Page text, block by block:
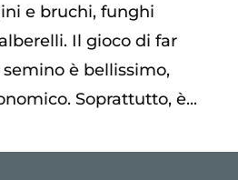
e bruchi, funghi
Il gioco di far
è bellissimo,
Soprattutto, è...